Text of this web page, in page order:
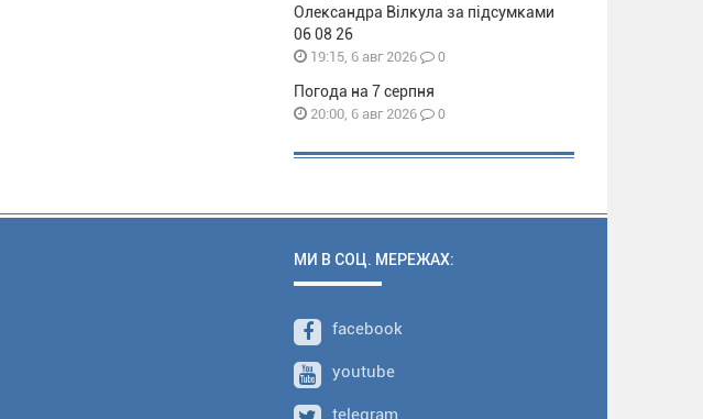
Олександра Вілкула за підсумками
06 08 26
19:15, 6 авг 2026 0
Погода на 7 серпня
20:00, 6 авг 2026 0
МИ В СОЦ. МЕРЕЖАХ:
facebook
youtube
telegram